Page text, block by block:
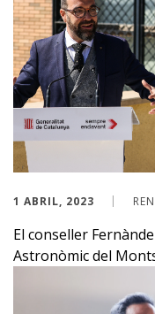
1 ABRIL, 2023
El conseller
Astronòmic del